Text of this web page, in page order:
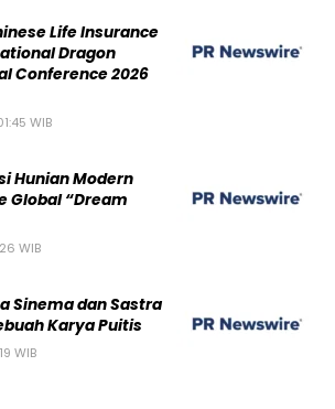
Life Insurance
Dragon
Conference 2026
WIB
Hunian Modern
Global “Dream
WIB
Sinema dan Sastra
Karya Puitis
WIB